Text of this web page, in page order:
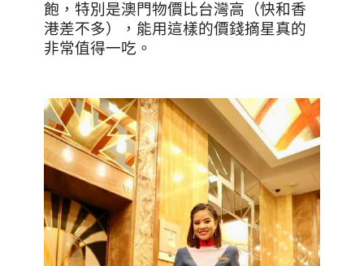
飽，特別是澳門物價比台灣高（快和香
港差不多），能用這樣的價錢摘星真的
非常值得一吃。